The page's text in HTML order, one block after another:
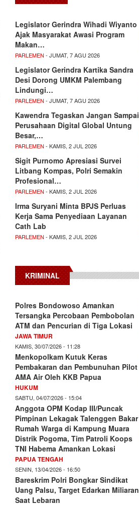
Legislator Gerindra Wihadi Wiyanto
Ajak Masyarakat Awasi Program
Makan…
PARLEMEN - JUMAT, 7 AGU 2026
Legislator Gerindra Kartika Sandra
Desi Dorong UMKM Palembang
Lindungi…
PARLEMEN - JUMAT, 7 AGU 2026
Kawendra Tegaskan Jangan Sampai
Perusahaan Digital Global Untung
Besar,…
PARLEMEN - KAMIS, 2 JUL 2026
Sigit Purnomo Apresiasi Survei
Litbang Kompas, Polri Semakin
Profesional…
PARLEMEN - KAMIS, 2 JUL 2026
Irma Suryani Minta BPJS Perluas
Kerja Sama Penyediaan Layanan
Cath Lab
PARLEMEN - KAMIS, 2 JUL 2026
KRIMINAL
Polres Bondowoso Amankan
Tersangka Percobaan Pembobolan
ATM dan Pencurian di Tiga Lokasi
JAWA TIMUR
KAMIS, 30/07/2026 - 11:28
Menkopolkam Kutuk Keras
Pembakaran dan Pembunuhan Pilot
AMA Air Oleh KKB Papua
HUKUM
SABTU, 04/07/2026 - 15:04
Anggota OPM Kodap III/Puncak
Pimpinan Lekagak Talenggen Bakar
Rumah Warga di Kampung Muara
Distrik Pogoma, Tim Patroli Koops
TNI Habema Amankan Lokasi
PAPUA TENGAH
SENIN, 13/04/2026 - 16:50
Bareskrim Polri Bongkar Sindikat
Uang Palsu, Target Edarkan Miliaran
Saat Lebaran